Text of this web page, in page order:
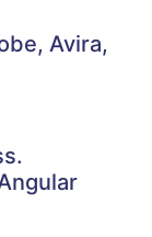
Avira,